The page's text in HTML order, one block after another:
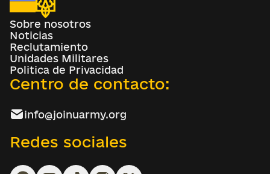
Sobre nosotros
Noticias
Reclutamiento
Unidades Militares
Politica de Privacidad
Centro de contacto:
info@joinuarmy.org
Redes sociales